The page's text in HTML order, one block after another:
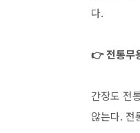
다.
👉전통무
간장도 전
않는다. 전